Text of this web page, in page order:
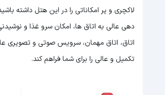
لاکچری و پر امکاناتی را در این هتل داشته
اتاق، اتاق مهمان، سرویس صوتی و تصویری
تکمیل و عالی را برای شما فراهم کند.